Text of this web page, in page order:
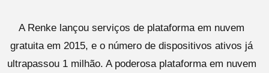
A Renke lançou serviços de plataforma em nuvem
gratuita em 2015, e o número de dispositivos ativos já
ultrapassou 1 milhão. A poderosa plataforma em nuvem